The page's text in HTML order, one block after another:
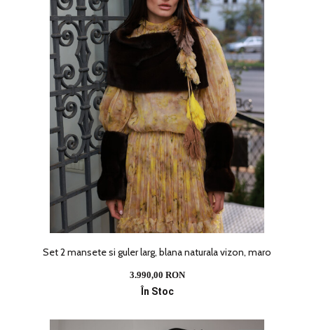
Set 2 mansete si guler larg, blana naturala vizon, maro
3.990,00 RON
În Stoc